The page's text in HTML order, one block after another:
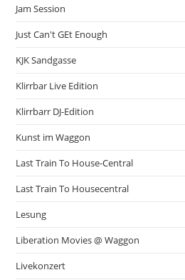
Jam Session
Just Can't GEt Enough
KJK Sandgasse
Klirrbar Live Edition
Klirrbarr DJ-Edition
Kunst im Waggon
Last Train To House-Central
Last Train To Housecentral
Lesung
Liberation Movies @ Waggon
Livekonzert